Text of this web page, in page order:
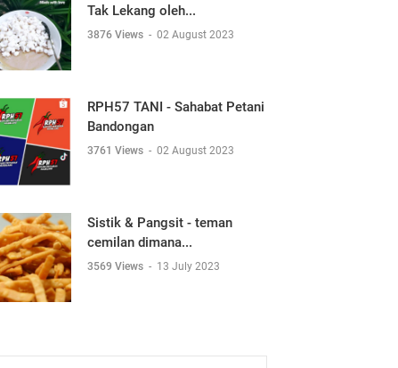
Tak Lekang oleh...
3876 Views - 02 August 2023
RPH57 TANI - Sahabat Petani
Bandongan
3761 Views - 02 August 2023
Sistik & Pangsit - teman
cemilan dimana...
3569 Views - 13 July 2023